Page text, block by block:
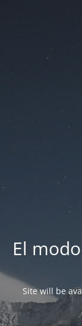
El
Site will be